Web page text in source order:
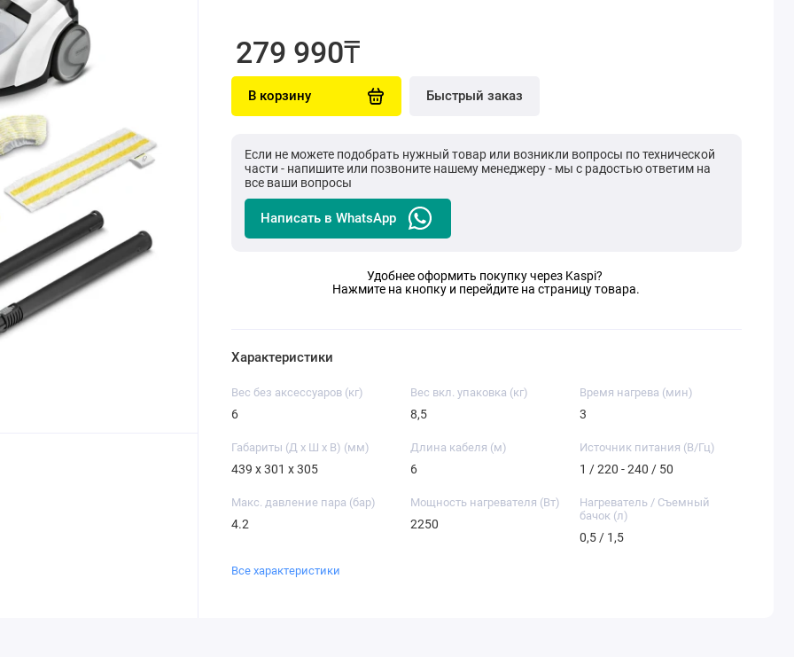
279 990₸
В корзину Быстрый заказ
Если не можете подобрать нужный товар или возникли вопросы по технической
части - напишите или позвоните нашему менеджеру - мы с радостью ответим на
все ваши вопросы
Написать в WhatsApp
Удобнее оформить покупку через Kaspi?
Нажмите на кнопку и перейдите на страницу товара.
Характеристики
Вес без аксессуаров (кг)
6
Вес вкл. упаковка (кг)
8,5
Время нагрева (мин)
3
Габариты (Д x Ш x В) (мм)
439 х 301 х 305
Длина кабеля (м)
6
Источник питания (В/Гц)
1 / 220 - 240 / 50
Макс. давление пара (бар)
4.2
Мощность нагревателя (Вт)
2250
Нагреватель / Съемный
бачок (л)
0,5 / 1,5
Все характеристики